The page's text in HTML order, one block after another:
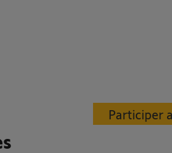
Participer